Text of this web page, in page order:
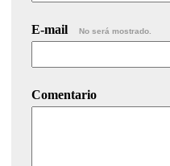
E-mail No será mostrado.
Comentario